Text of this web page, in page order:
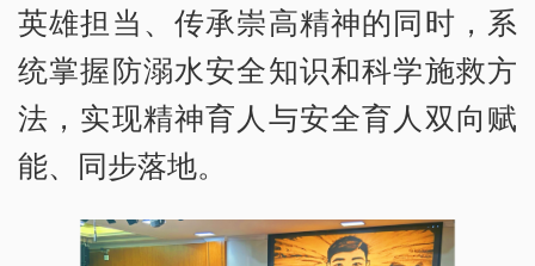
英雄担当、传承崇高精神的同时，系
统掌握防溺水安全知识和科学施救方
法，实现精神育人与安全育人双向赋
能、同步落地。